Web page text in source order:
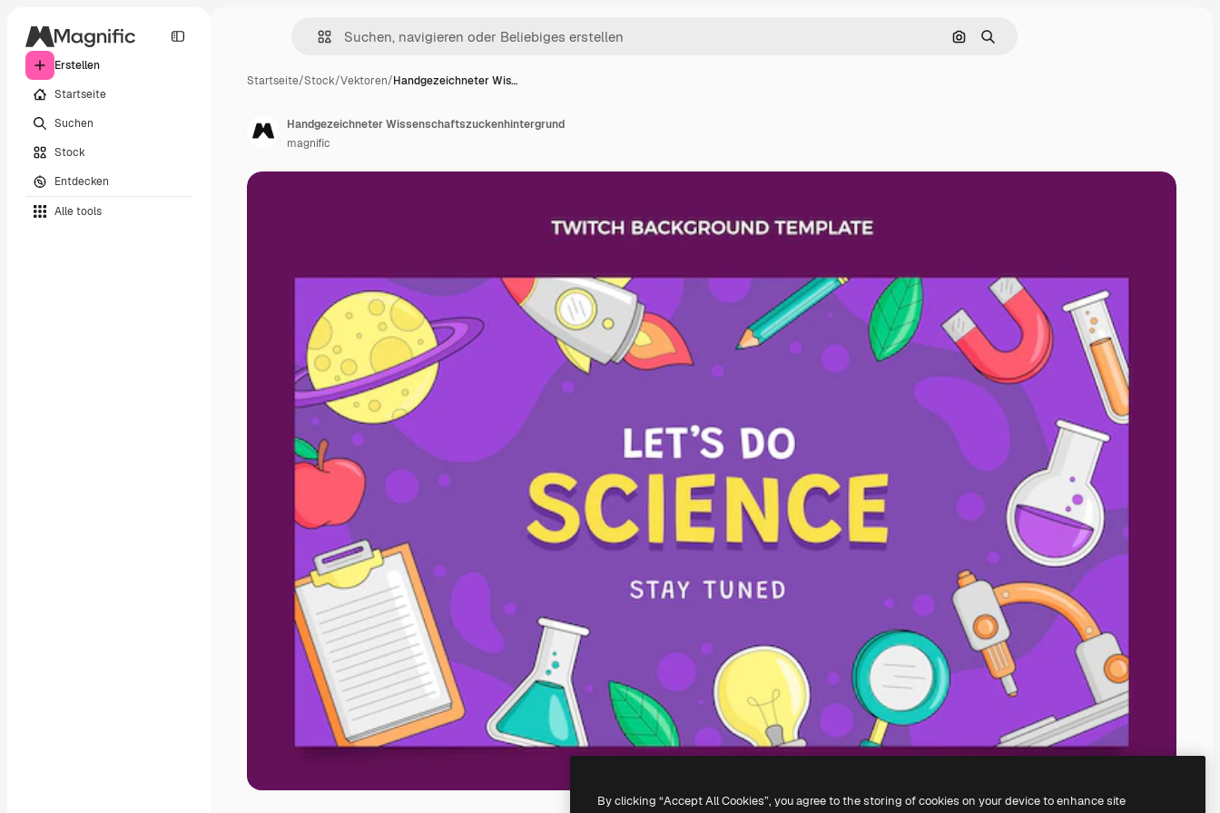
Erstellen
Startseite
Suchen
Stock
Entdecken
Alle tools
Nach Bild suchen
Suchen
Startseite/Stock/Vektoren/Handgezeichneter Wis…
Handgezeichneter Wissenschaftszuckenhintergrund
magnific
By clicking “Accept All Cookies”, you agree to the storing of cookies on your device to enhance site